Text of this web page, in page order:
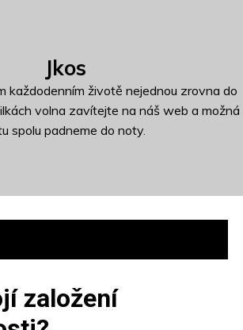
Jkos
každodenním životě nejednou zrovna do
volna zavítejte na náš web a možná
spolu padneme do noty.
založení